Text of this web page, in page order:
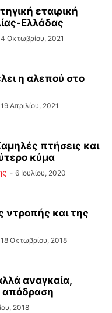
εταιρική
Ελλάδας
4 Οκτωβρίου, 2021
η αλεπού στο
19 Απριλίου, 2021
πτήσεις και
κύμα
- 6 Ιουλίου, 2020
ντροπής και της
18 Οκτωβρίου, 2018
αναγκαία,
απόδραση
2018